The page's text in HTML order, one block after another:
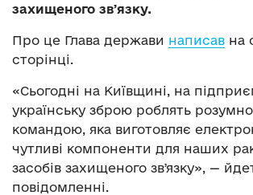
захищеного звʼязку.
Про це Глава держави написав на
сторінці.
«Сьогодні на Київщині, на
українську зброю роблять
командою, яка виготовляє
чутливі компоненти для наших
засобів захищеного звʼязку», —
повідомленні.